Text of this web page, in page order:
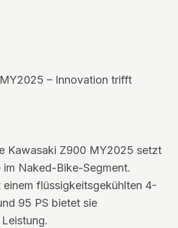
– Innovation trifft
Kawasaki Z900 MY2025 setzt
im Naked-Bike-Segment.
flüssigkeitsgekühlten 4-
95 PS bietet sie